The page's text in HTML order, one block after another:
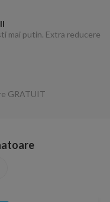
mai putin. Extra reducere
GRATUIT